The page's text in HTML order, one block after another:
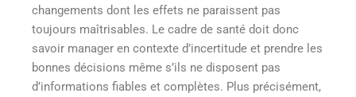
changements dont les effets ne paraissent pas
toujours maîtrisables. Le cadre de santé doit donc
savoir manager en contexte d’incertitude et prendre les
bonnes décisions même s’ils ne disposent pas
d’informations fiables et complètes. Plus précisément,